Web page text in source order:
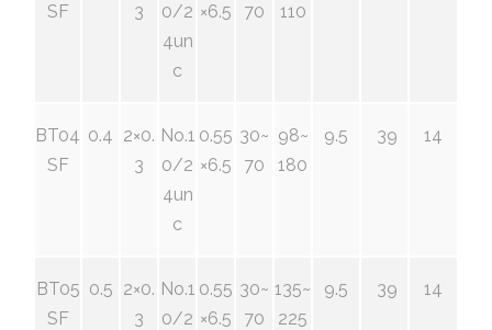
SF
3
0/2
4un
c
×6.5
70
110
BT04
SF
0.4 2×0.
3
No.1
0/2
4un
c
0.55
×6.5
30~
70
98~
180
9.5 39 14
BT05
SF
0.5 2×0.
3
No.1
0/2
0.55
×6.5
30~
70
135~
225
9.5 39 14